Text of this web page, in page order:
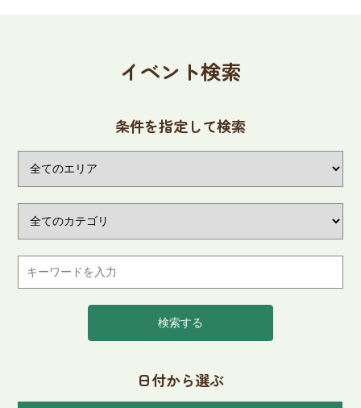
イベント検索
日付から選ぶ
条件を指定して検索
検索する